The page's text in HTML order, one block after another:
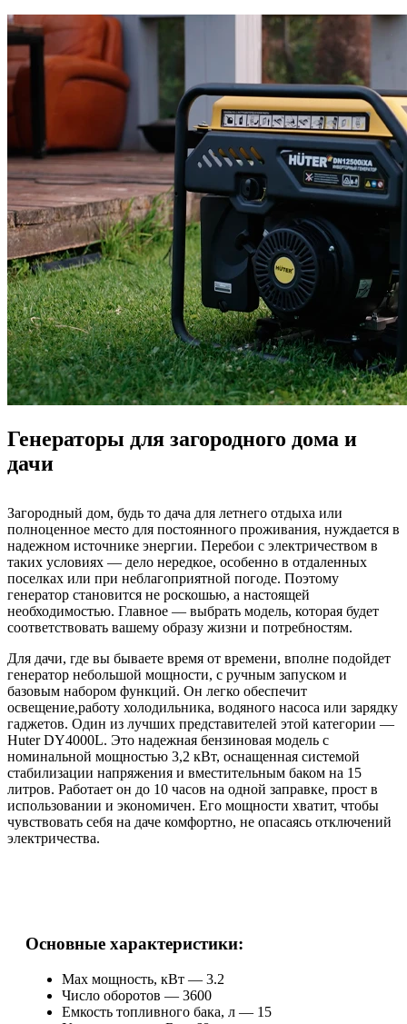
Генераторы для загородного дома и
дачи
Загородный дом, будь то дача для летнего отдыха или
полноценное место для постоянного проживания, нуждается в
надежном источнике энергии. Перебои с электричеством в
таких условиях — дело нередкое, особенно в отдаленных
поселках или при неблагоприятной погоде. Поэтому
генератор становится не роскошью, а настоящей
необходимостью. Главное — выбрать модель, которая будет
соответствовать вашему образу жизни и потребностям.
Для дачи, где вы бываете время от времени, вполне подойдет
генератор небольшой мощности, с ручным запуском и
базовым набором функций. Он легко обеспечит
освещение,работу холодильника, водяного насоса или зарядку
гаджетов. Один из лучших представителей этой категории —
Huter DY4000L. Это надежная бензиновая модель c
номинальной мощностью 3,2 кВт, оснащенная системой
стабилизации напряжения и вместительным баком на 15
литров. Работает он до 10 часов на одной заправке, прост в
использовании и экономичен. Его мощности хватит, чтобы
чувствовать себя на даче комфортно, не опасаясь отключений
электричества.
Основные характеристики:
Max мощность, кВт — 3.2
Число оборотов — 3600
Емкость топливного бака, л — 15